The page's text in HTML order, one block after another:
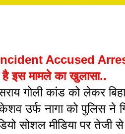
Accused
इस मामले का खुलासा..
गोली कांड को लेकर
उर्फ नागा को पुलिस ने
सोशल मीडिया पर तेजी